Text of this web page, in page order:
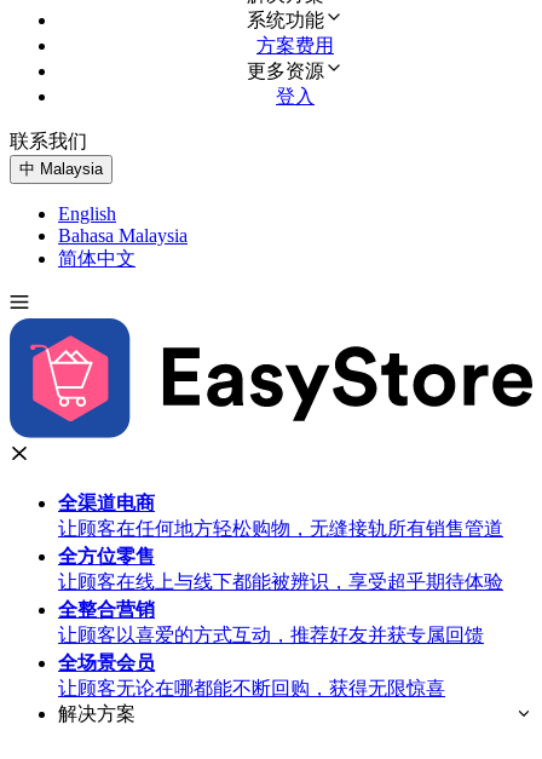
系统功能
方案费用
更多资源
登入
联系我们
中 Malaysia
English
Bahasa Malaysia
简体中文
全渠道电商
让顾客在任何地方轻松购物，无缝接轨所有销售管道
全方位零售
让顾客在线上与线下都能被辨识，享受超乎期待体验
全整合营销
让顾客以喜爱的方式互动，推荐好友并获专属回馈
全场景会员
让顾客无论在哪都能不断回购，获得无限惊喜
解决方案